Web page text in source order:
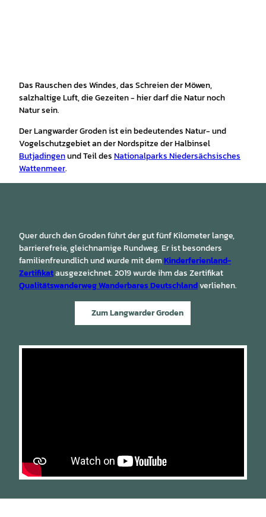
Das Rauschen des Windes, das Schreien der Möwen,
salzhaltige Luft, die Gezeiten - hier darf die Natur noch
Natur sein.
Der Langwarder Groden ist ein bedeutendes Natur- und
Vogelschutzgebiet an der Nordspitze der Halbinsel
Butjadingenund Teil desNationalparks Niedersächsisches
Wattenmeer.
Quer durch den Groden führt der gut fünf Kilometer lange,
barrierefreie, gleichnamige Rundweg. Er ist besonders
familienfreundlich und wurde mit demKinderferienland-
Zertifikatausgezeichnet. 2019 wurde ihm das Zertifikat
Qualitätswanderweg Wanderbares Deutschlandverliehen.
Zum Langwarder Groden